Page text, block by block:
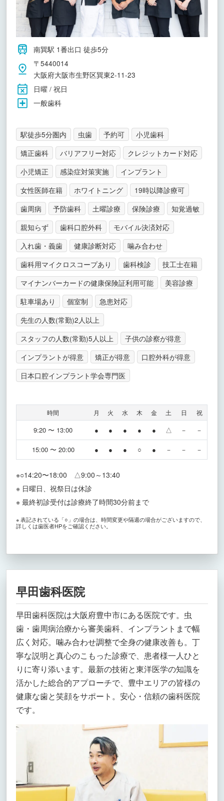
南巽駅 1番出口 徒歩5分
〒5440014
大阪府大阪市生野区巽東2-11-23
日曜 / 祝日
一般歯科
駅徒歩5分圏内 虫歯 予約可
小児歯科
矯正歯科
バリアフリー対応
クレジットカード対応
小児矯正
感染症対策実施
インプラント
女性医師在籍
ホワイトニング
19時以降診療可
歯周病
予防歯科 土曜診療 保険診療
知覚過敏
親知らず
歯科口腔外科
モバイル決済対応
入れ歯・義歯
健康診断対応
噛み合わせ
歯科用マイクロスコープあり
歯科検診
技工士在籍
マイナンバーカードの健康保険証利用可能
美容診療
駐車場あり
個室制
急患対応
先生の人数(常勤)2人以上
スタッフの人数(常勤)5人以上
子供の診察が得意
インプラントが得意
矯正が得意
口腔外科が得意
日本口腔インプラント学会専門医
時間 月 火 水 木 金 土 日 祝
9:20 〜 13:00 ● ● ● ● ● △ － －
15:00 〜 20:00 ● ● ● ○ ● － － －
※○14:20〜18:00 △9:00～13:40
※ 日曜日、祝祭日は休診
※ 最終初診受付は診療終了時間30分前まで
※ 表記されている「○」の場合は、時間変更や隔週の場合がございますので、
詳しくは歯医者HPをご確認ください。
早田歯科医院
早田歯科医院は大阪府豊中市にある医院です。虫
歯・歯周病治療から審美歯科、インプラントまで幅
広く対応。噛み合わせ調整で全身の健康改善も。丁
寧な説明と真心のこもった診療で、患者様一人ひと
りに寄り添います。最新の技術と東洋医学の知識を
活かした総合的アプローチで、豊中エリアの皆様の
健康な歯と笑顔をサポート。安心・信頼の歯科医院
です。